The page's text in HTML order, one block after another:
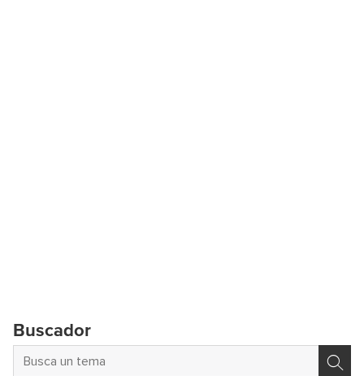
Buscador